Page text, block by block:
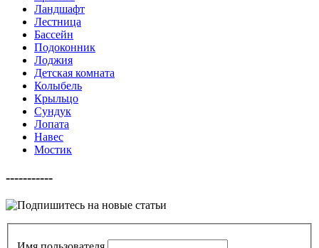
Ландшафт
Лестница
Бассейн
Подоконник
Лоджия
Детская комната
Колыбель
Крыльцо
Сундук
Лопата
Навес
Мостик
-----------